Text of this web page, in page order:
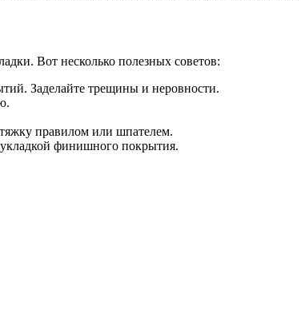
Вот несколько полезных советов:
Заделайте трещины и неровности.
правилом или шпателем.
финишного покрытия.